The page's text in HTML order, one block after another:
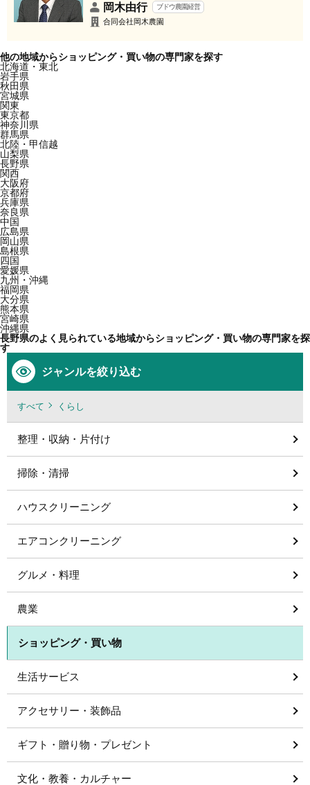
岡木由行 ブドウ農園経営
合同会社岡木農園
他の地域からショッピング・買い物の専門家を探す
北海道・東北
岩手県
秋田県
宮城県
関東
東京都
神奈川県
群馬県
北陸・甲信越
山梨県
長野県
関西
大阪府
京都府
兵庫県
奈良県
中国
広島県
岡山県
島根県
四国
愛媛県
九州・沖縄
福岡県
大分県
熊本県
宮崎県
沖縄県
長野県のよく見られている地域からショッピング・買い物の専門家を探
す
ジャンルを絞り込む
すべて くらし
整理・収納・片付け
掃除・清掃
ハウスクリーニング
エアコンクリーニング
グルメ・料理
農業
ショッピング・買い物
生活サービス
アクセサリー・装飾品
ギフト・贈り物・プレゼント
文化・教養・カルチャー